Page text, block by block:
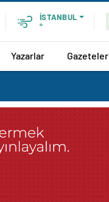
İSTANBUL
°
Yazarlar Gazeteler